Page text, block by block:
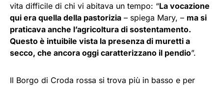
vita difficile di chi vi abitava un tempo: “La vocazione
qui era quella della pastorizia – spiega Mary, – ma si
praticava anche l’agricoltura di sostentamento.
Questo è intuibile vista la presenza di muretti a
secco, che ancora oggi caratterizzano il pendio”.
Il Borgo di Croda rossa si trova più in basso e per